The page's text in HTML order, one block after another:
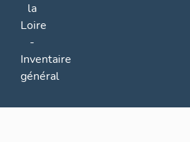
la
Loire
-
Inventaire
général